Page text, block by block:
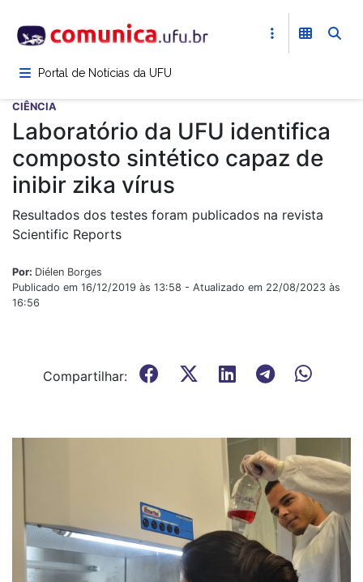
para
conteúdoPortal de Notícias da UFU
CIÊNCIA
Laboratório da UFU identifica
composto sintético capaz de
inibir zika vírus
Resultados dos testes foram publicados na revista
Scientific Reports
Por: Diélen Borges
Publicado em 16/12/2019 às 13:58 - Atualizado em 22/08/2023 às
16:56
Compartilhar: